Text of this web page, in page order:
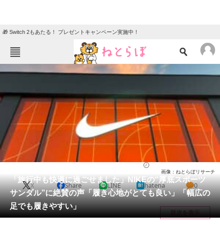
🎁 Switch 2もあたる！ プレゼントキャンペーン実施中！
エンタメ クイズ
グルメ 地域
住まい 教育・育児
動物 リサーチ
会員記事
メディア
注目記事を集めた総合ページ
「旅行中も快適に過ごせました」NIKEの“厚底スポーツ
サンダル”に絶賛の声「履き心地がとても良い」「幅広の
足でも履きやすい」
画像：ねとらぼリサーチ
X Share LINE hatena 0
目次を表示